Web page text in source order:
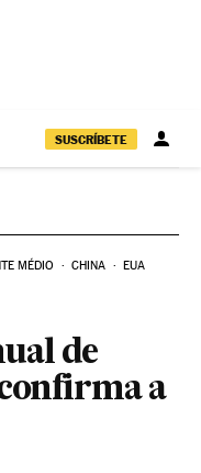
SUSCRÍBETE
MÉDIO CHINA EUA
de
a